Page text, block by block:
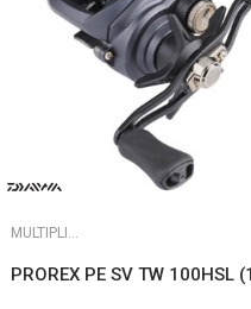
MULTIPLIKATORI
PROREX PE SV TW 100HSL